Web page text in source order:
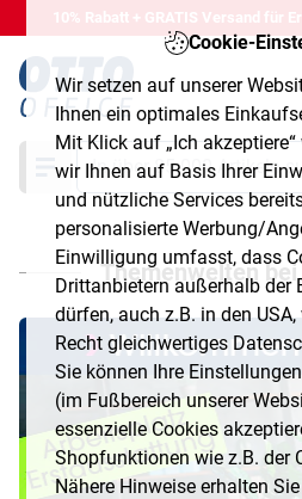
Cookie-
Wir setzen auf unserer
Ihnen ein optimales
Mit Klick auf „Ich
wir Ihnen auf Basis Ihrer
und nützliche Services
personalisierte Werbung/
Einwilligung umfasst, dass
Drittanbietern außerhalb der
dürfen, auch z.B. in den
Recht gleichwertiges
Sie können Ihre
(im Fußbereich unserer
essenzielle Cookies
Shopfunktionen wie z.B. der
Nähere Hinweise erhalten
10% Rabatt + GRATIS Versand für
Suche
Themenwelten bei